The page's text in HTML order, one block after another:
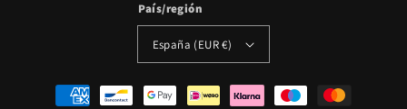
País/región
España (EUR €)
Formas